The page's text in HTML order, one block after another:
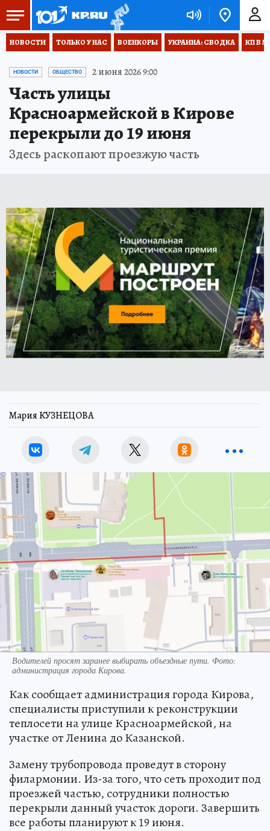
НОВОСТИ ТОЛЬКО У НАС ВОЕНКОРЫ УКРАИНА: СВОДКА КП В
НОВОСТИ ОБЩЕСТВО 2 июня 2026 9:00
Часть улицы
Красноармейской в Кирове
перекрыли до 19 июня
Здесь раскопают проезжую часть
Мария КУЗНЕЦОВА
Водителей просят заранее выбирать объездные пути. Фото:
администрация города Кирова.
Как сообщает администрация города Кирова,
специалисты приступили к реконструкции
теплосети на улице Красноармейской, на
участке от Ленина до Казанской.
Замену трубопровода проведут в сторону
филармонии. Из-за того, что сеть проходит под
проезжей частью, сотрудники полностью
перекрыли данный участок дороги. Завершить
все работы планируют к 19 июня.